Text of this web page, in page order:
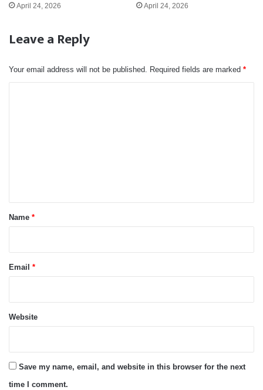
April 24, 2026 April 24, 2026
Leave a Reply
Your email address will not be published. Required fields are marked *
*Name *
Email *
Website
Save my name, email, and website in this browser for the next
time I comment.